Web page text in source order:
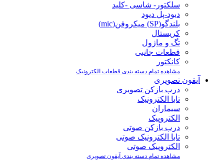
سلکتور- شاسی -کلید
دیود-پل دیود
بلندگو(SP) میکروفن(mic)
کریستال
تگ و ماژول
قطعات جانبی
کانکتور
مشاهده تمام دسته بندی قطعات الکترونیک
آیفون تصویری
درب بازکن تصویری
تابا الکترونیک
سیماران
الکتروپیک
درب بازکن صوتی
تابا الکترونیک صوتی
الکتروپیک صوتی
مشاهده تمام دسته بندی آیفون تصویری